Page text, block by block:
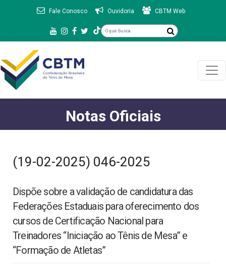
Fale Conosco Ouvidoria CBTM Web
Notas Oficiais
(19-02-2025) 046-2025
Dispõe sobre a validação de candidatura das
Federações Estaduais para oferecimento dos
cursos de Certificação Nacional para
Treinadores “Iniciação ao Tênis de Mesa” e
“Formação de Atletas”